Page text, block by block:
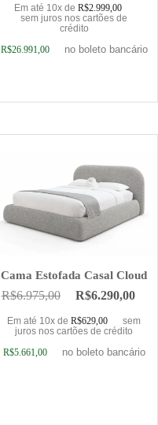
Em até 10x de R$2.999,00
sem juros nos cartões de
crédito
R$26.991,00 no boleto bancário
Cama Estofada Casal Cloud
R$6.975,00 R$6.290,00
Em até 10x de R$629,00
sem
juros nos cartões de crédito
R$5.661,00 no boleto bancário